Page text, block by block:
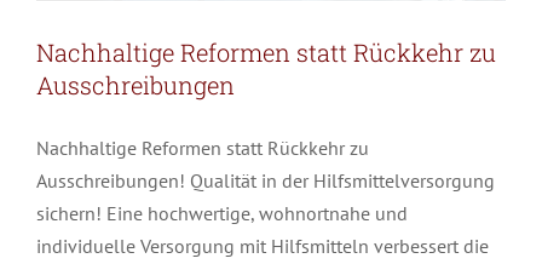
Nachhaltige Reformen statt Rückkehr zu
Ausschreibungen
Nachhaltige Reformen statt Rückkehr zu
Ausschreibungen! Qualität in der Hilfsmittelversorgung
sichern! Eine hochwertige, wohnortnahe und
individuelle Versorgung mit Hilfsmitteln verbessert die